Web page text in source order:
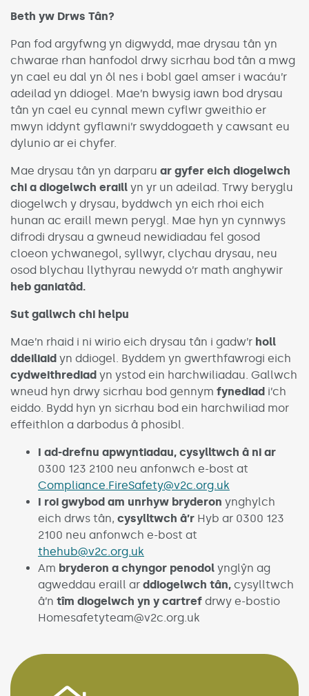
Beth yw Drws Tân?
Pan fod argyfwng yn digwydd, mae drysau tân yn
chwarae rhan hanfodol drwy sicrhau bod tân a mwg
yn cael eu dal yn ôl nes i bobl gael amser i wacáu’r
adeilad yn ddiogel. Mae’n bwysig iawn bod drysau
tân yn cael eu cynnal mewn cyflwr gweithio er
mwyn iddynt gyflawni’r swyddogaeth y cawsant eu
dylunio ar ei chyfer.
Mae drysau tân yn darparu ar gyfer eich diogelwch
chi a diogelwch eraill yn yr un adeilad. Trwy beryglu
diogelwch y drysau, byddwch yn eich rhoi eich
hunan ac eraill mewn perygl. Mae hyn yn cynnwys
difrodi drysau a gwneud newidiadau fel gosod
cloeon ychwanegol, syllwyr, clychau drysau, neu
osod blychau llythyrau newydd o’r math anghywir
heb ganiatâd.
Sut gallwch chi helpu
Mae’n rhaid i ni wirio eich drysau tân i gadw’r holl
ddeiliaid yn ddiogel. Byddem yn gwerthfawrogi eich
cydweithrediad yn ystod ein harchwiliadau. Gallwch
wneud hyn drwy sicrhau bod gennym fynediad i’ch
eiddo. Bydd hyn yn sicrhau bod ein harchwiliad mor
effeithlon a darbodus â phosibl.
I ad-drefnu apwyntiadau, cysylltwch â ni ar
0300 123 2100 neu anfonwch e-bost at
Compliance.FireSafety@v2c.org.uk
I roi gwybod am unrhyw bryderon ynghylch
eich drws tân, cysylltwch â’r Hyb ar 0300 123
2100 neu anfonwch e-bost at
thehub@v2c.org.uk
Am bryderon a chyngor penodol ynglŷn ag
agweddau eraill ar ddiogelwch tân, cysylltwch
â’n tîm diogelwch yn y cartref drwy e-bostio
Homesafetyteam@v2c.org.uk